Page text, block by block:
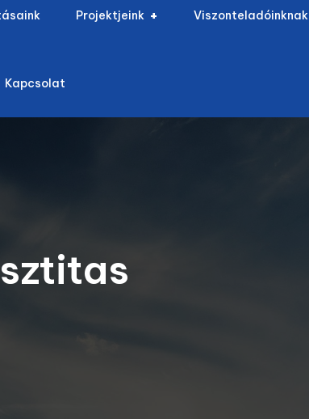
Projektjeink Viszonteladóinknak
Kapcsolat